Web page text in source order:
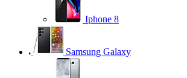
Iphone 8
Samsung Galaxy